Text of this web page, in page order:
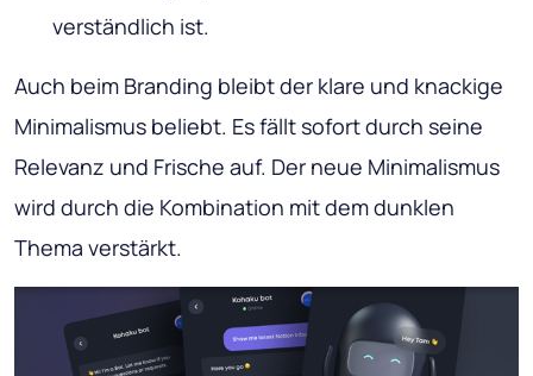
verständlich ist.
Auch beim Branding bleibt der klare und knackige
Minimalismus beliebt. Es fällt sofort durch seine
Relevanz und Frische auf. Der neue Minimalismus
wird durch die Kombination mit dem dunklen
Thema verstärkt.